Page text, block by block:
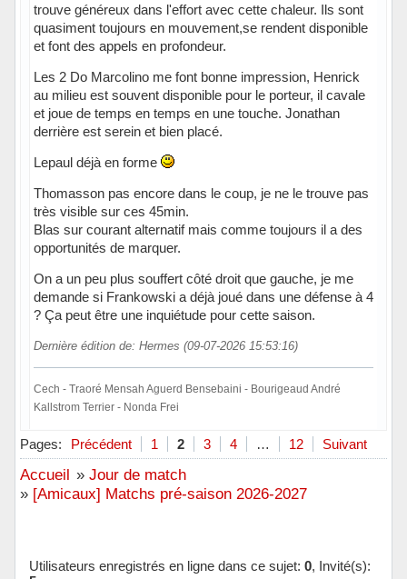
trouve généreux dans l'effort avec cette chaleur. Ils sont
quasiment toujours en mouvement,se rendent disponible
et font des appels en profondeur.
Les 2 Do Marcolino me font bonne impression, Henrick
au milieu est souvent disponible pour le porteur, il cavale
et joue de temps en temps en une touche. Jonathan
derrière est serein et bien placé.
Lepaul déjà en forme
Thomasson pas encore dans le coup, je ne le trouve pas
très visible sur ces 45min.
Blas sur courant alternatif mais comme toujours il a des
opportunités de marquer.
On a un peu plus souffert côté droit que gauche, je me
demande si Frankowski a déjà joué dans une défense à 4
? Ça peut être une inquiétude pour cette saison.
Dernière édition de: Hermes (09-07-2026 15:53:16)
Cech - Traoré Mensah Aguerd Bensebaini - Bourigeaud André
Kallstrom Terrier - Nonda Frei
Hors ligne
Pages: Précédent 1 2 3 4 … 12 Suivant
Accueil » Jour de match
» [Amicaux] Matchs pré-saison 2026-2027
Utilisateurs enregistrés en ligne dans ce sujet: 0, Invité(s):